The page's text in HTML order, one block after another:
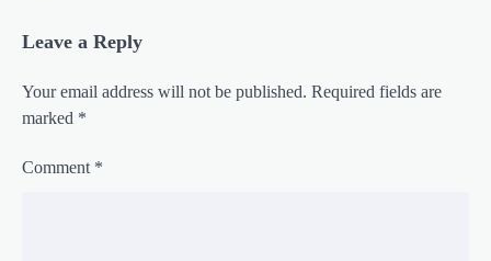
Leave a Reply
Your email address will not be published. Required fields are
marked *
Comment *